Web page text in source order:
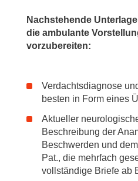
gemäß den
insbesondere der DSGVO,
Zugang zu den Daten haben
Meine Daten werden für die
Anbindung im Rahmen einer
an unserer Klinik verwendet.
Weitergabe der Daten
Meine personenbezogenen
weitergeben und sind nur
Zugriffsberechtigten, das
Nachstehende
die ambulante
vorzubereiten:
Verdachtsdiagnose
besten in Form eines
Aktueller
Beschreibung der
Beschwerden und
Pat., die mehrfach
vollständige Briefe ab